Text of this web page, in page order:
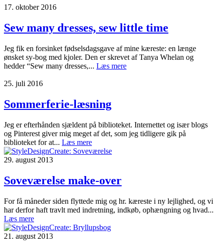
17. oktober 2016
Sew many dresses, sew little time
Jeg fik en forsinket fødselsdagsgave af mine kæreste: en længe
ønsket sy-bog med kjoler. Den er skrevet af Tanya Whelan og
hedder “Sew many dresses,... Læs mere
25. juli 2016
Sommerferie-læsning
Jeg er efterhånden sjældent på biblioteket. Internettet og især blogs
og Pinterest giver mig meget af det, som jeg tidligere gik på
biblioteket for at... Læs mere
29. august 2013
Soveværelse make-over
For få måneder siden flyttede mig og hr. kæreste i ny lejlighed, og vi
har derfor haft travlt med indretning, indkøb, ophængning og hvad...
Læs mere
21. august 2013